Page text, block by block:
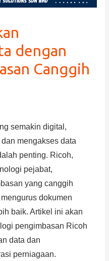
dengan
Canggih
semakin digital,
mengakses data
penting. Ricoh,
pejabat,
yang canggih
dokumen
baik. Artikel ini akan
pengimbasan Ricoh
data dan
perniagaan.